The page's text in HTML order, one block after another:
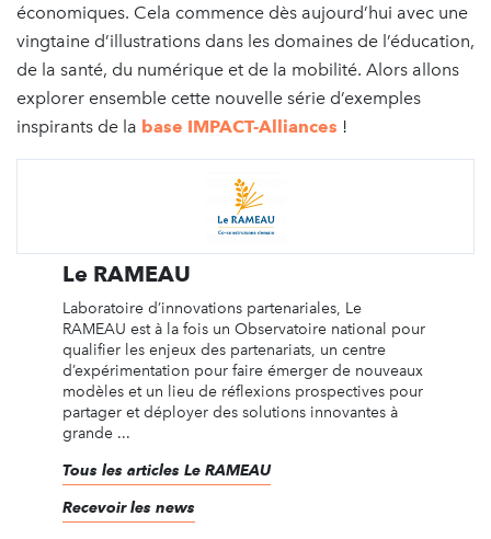
économiques. Cela commence dès aujourd’hui avec une
vingtaine d’illustrations dans les domaines de l’éducation,
de la santé, du numérique et de la mobilité. Alors allons
explorer ensemble cette nouvelle série d’exemples
inspirants de la base IMPACT-Alliances !
Le RAMEAU
Laboratoire d’innovations partenariales, Le
RAMEAU est à la fois un Observatoire national pour
qualifier les enjeux des partenariats, un centre
d’expérimentation pour faire émerger de nouveaux
modèles et un lieu de réflexions prospectives pour
partager et déployer des solutions innovantes à
grande ...
Tous les articles Le RAMEAU
Recevoir les news